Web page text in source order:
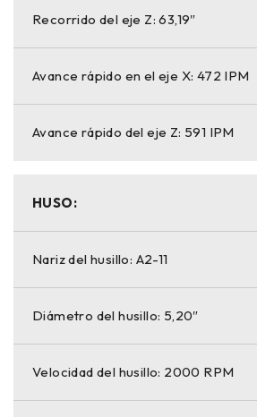
Recorrido del eje Z: 63,19″
Avance rápido en el eje X: 472 IPM
Avance rápido del eje Z: 591 IPM
HUSO:
Nariz del husillo: A2-11
Diámetro del husillo: 5,20″
Velocidad del husillo: 2000 RPM